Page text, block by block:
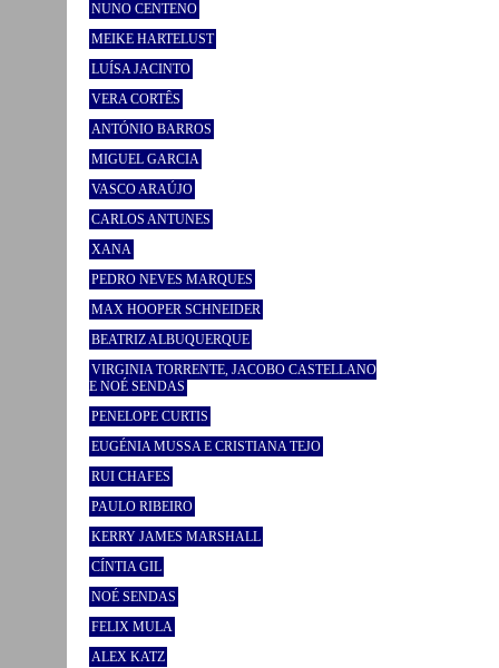
NUNO CENTENO
MEIKE HARTELUST
LUÍSA JACINTO
VERA CORTÊS
ANTÓNIO BARROS
MIGUEL GARCIA
VASCO ARAÚJO
CARLOS ANTUNES
XANA
PEDRO NEVES MARQUES
MAX HOOPER SCHNEIDER
BEATRIZ ALBUQUERQUE
VIRGINIA TORRENTE, JACOBO CASTELLANO
E NOÉ SENDAS
PENELOPE CURTIS
EUGÉNIA MUSSA E CRISTIANA TEJO
RUI CHAFES
PAULO RIBEIRO
KERRY JAMES MARSHALL
CÍNTIA GIL
NOÉ SENDAS
FELIX MULA
ALEX KATZ